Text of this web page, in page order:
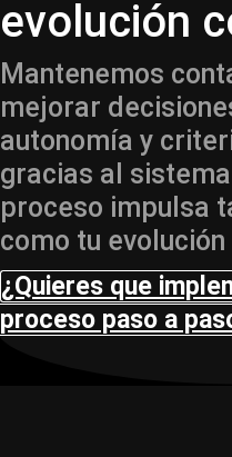
evolución
Mantenemos
mejorar
autonomía y
gracias al
proceso impulsa
como tu
¿Quieres que
proceso paso a